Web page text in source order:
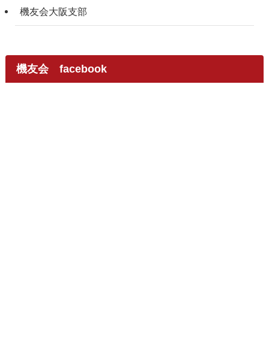
機友会大阪支部
機友会 facebook